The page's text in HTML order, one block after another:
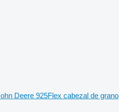
Deere 925Flex cabezal de grano